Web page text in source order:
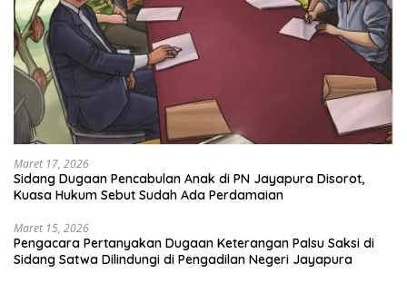
Maret 17, 2026
Sidang Dugaan Pencabulan Anak di PN Jayapura Disorot,
Kuasa Hukum Sebut Sudah Ada Perdamaian
Maret 15, 2026
Pengacara Pertanyakan Dugaan Keterangan Palsu Saksi di
Sidang Satwa Dilindungi di Pengadilan Negeri Jayapura